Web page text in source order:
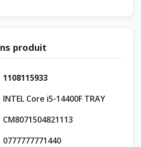
produit
1108115933
INTEL Core i5-14400F TRAY
CM8071504821113
0777777771440